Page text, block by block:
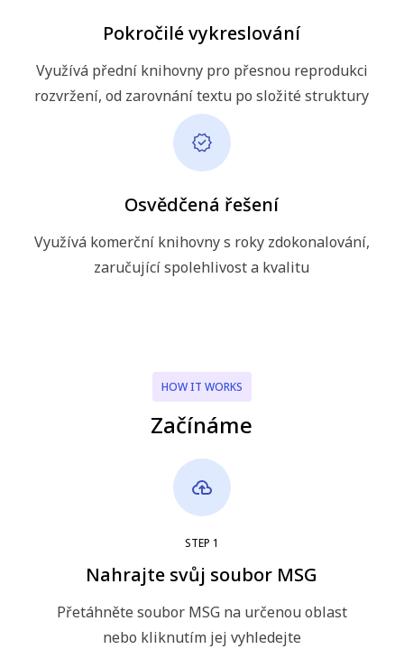
Pokročilé vykreslování
Využívá přední knihovny pro přesnou reprodukci
rozvržení, od zarovnání textu po složité struktury
Osvědčená řešení
Využívá komerční knihovny s roky zdokonalování,
zaručující spolehlivost a kvalitu
HOW IT WORKS
Začínáme
STEP 1
Nahrajte svůj soubor MSG
Přetáhněte soubor MSG na určenou oblast
nebo kliknutím jej vyhledejte